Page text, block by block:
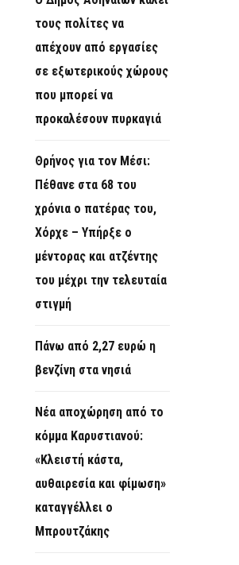
τους πολίτες να
απέχουν από εργασίες
σε εξωτερικούς χώρους
που μπορεί να
προκαλέσουν πυρκαγιά
Θρήνος για τον Μέσι:
Πέθανε στα 68 του
χρόνια ο πατέρας του,
Χόρχε – Υπήρξε ο
μέντορας και ατζέντης
του μέχρι την τελευταία
στιγμή
Πάνω από 2,27 ευρώ η
βενζίνη στα νησιά
Νέα αποχώρηση από το
κόμμα Καρυστιανού:
«Κλειστή κάστα,
αυθαιρεσία και φίμωση»
καταγγέλλει ο
Μπρουτζάκης